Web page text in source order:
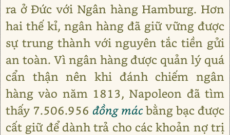
ra ở Đức với Ngân hàng Hamburg. Hơn
hai thế kỉ, ngân hàng đã giữ vững được
sự trung thành với nguyên tắc tiền gửi
an toàn. Vì ngân hàng được quản lý quá
cẩn thận nên khi đánh chiếm ngân
hàng vào năm 1813, Napoleon đã tìm
thấy 7.506.956 đồng mácbằng bạc được
cất giữ để dành trả cho các khoản nợ trị